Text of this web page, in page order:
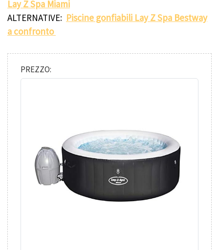
Lay Z Spa Miami
ALTERNATIVE: Piscine gonfiabili Lay Z Spa Bestway
a confronto
PREZZO: